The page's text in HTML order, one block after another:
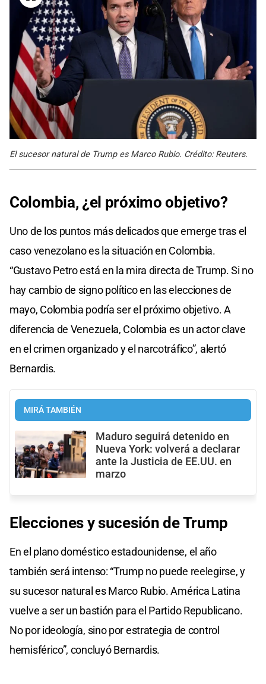
El sucesor natural de Trump es Marco Rubio. Crédito: Reuters.
Colombia, ¿el próximo objetivo?
Uno de los puntos más delicados que emerge tras el
caso venezolano es la situación en Colombia.
“Gustavo Petro está en la mira directa de Trump. Si no
hay cambio de signo político en las elecciones de
mayo, Colombia podría ser el próximo objetivo. A
diferencia de Venezuela, Colombia es un actor clave
en el crimen organizado y el narcotráfico”, alertó
Bernardis.
MIRÁ TAMBIÉN
Maduro seguirá detenido en
Nueva York: volverá a declarar
ante la Justicia de EE.UU. en
marzo
Elecciones y sucesión de Trump
En el plano doméstico estadounidense, el año
también será intenso: “Trump no puede reelegirse, y
su sucesor natural es Marco Rubio. América Latina
vuelve a ser un bastión para el Partido Republicano.
No por ideología, sino por estrategia de control
hemisférico”, concluyó Bernardis.